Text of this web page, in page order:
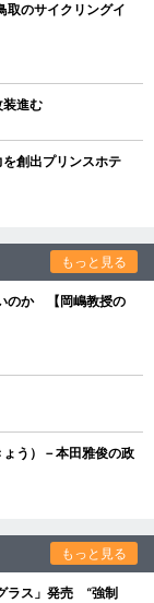
のサイクリングイ
進む
創出プリンスホテ
もっと見る
のか 【岡嶋教授の
う）－本田雅俊の政
もっと見る
ラス」発売 “強制